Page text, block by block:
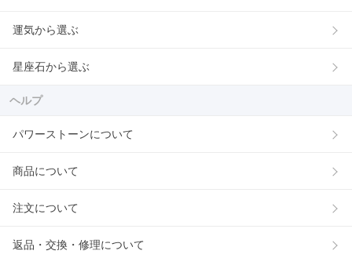
運気から選ぶ
星座石から選ぶ
ヘルプ
パワーストーンについて
商品について
注文について
返品・交換・修理について